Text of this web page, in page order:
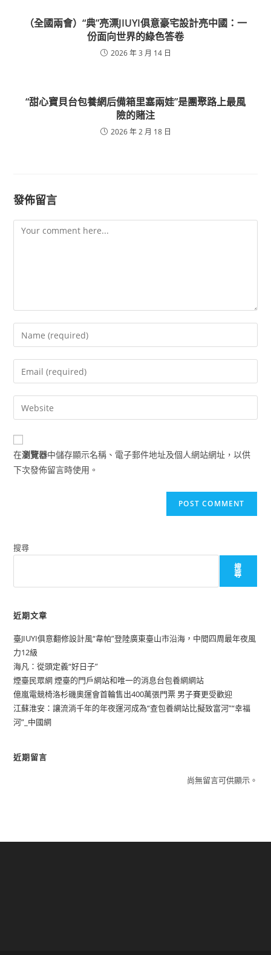
（全國兩會）“典”亮漂JIUYI俱意豪宅設計亮中國：一
份面向世界的綠色答卷
2026 年 3 月 14 日
“甜心寶貝台包養網后備箱里塞兩娃”是團聚路上最風
險的賭注
2026 年 2 月 18 日
發佈留言
Comment
Enter
your
name
comment
Enter
your
email
address
comment
Enter
your
website
URL
(optional)
在瀏覽器中儲存顯示名稱、電子郵件地址及個人網站網址，以供
下次發佈留言時使用。
搜尋
搜
尋
近期文章
臺JIUYI俱意翻修設計風“韋帕”登陸廣東臺山市沿海，中間四周最年夜風
力12級
海凡：從頭定義“好日子”
煙臺民眾網 煙臺的門戶網站和唯一的消息台包養網網站
億嵐電競椅洛杉磯奧運會首輪售出400萬張門票 男子賽更受歡迎
江蘇淮安：讓流淌千年的年夜運河成為“查包養網站比擬致富河”“幸福
河”_中國網
近期留言
尚無留言可供顯示。